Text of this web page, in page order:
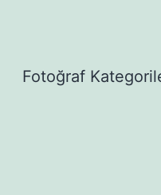
Menüyü
Fotoğraf